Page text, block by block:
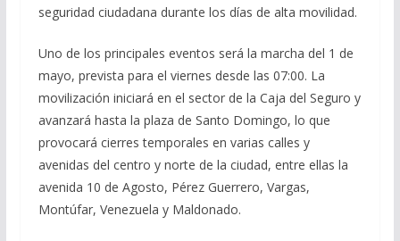
seguridad ciudadana durante los días de alta movilidad.
Uno de los principales eventos será la marcha del 1 de
mayo, prevista para el viernes desde las 07:00. La
movilización iniciará en el sector de la Caja del Seguro y
avanzará hasta la plaza de Santo Domingo, lo que
provocará cierres temporales en varias calles y
avenidas del centro y norte de la ciudad, entre ellas la
avenida 10 de Agosto, Pérez Guerrero, Vargas,
Montúfar, Venezuela y Maldonado.